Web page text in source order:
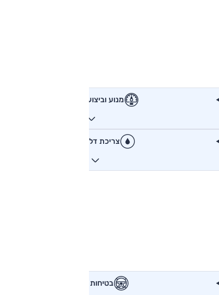
מנוע וביצועים
צריכת דלק
בטיחות